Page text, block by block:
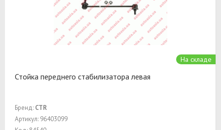
На складе
Стойка переднего стабилизатора левая
Бренд: CTR
Артикул: 96403099